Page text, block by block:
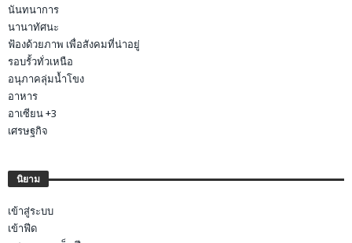
นันทนาการ
นานาทัศนะ
ฟ้องด้วยภาพ เพื่อสังคมที่น่าอยู่
รอบรั้วทั่วเหนือ
อนุภาคลุ่มน้ำโขง
อาหาร
อาเซียน +3
เศรษฐกิจ
นิยาม
เข้าสู่ระบบ
เข้าฟีด